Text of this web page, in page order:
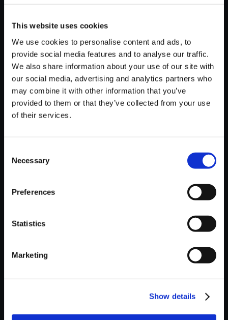
This website uses cookies
We use cookies to personalise content and ads, to
provide social media features and to analyse our traffic.
We also share information about your use of our site with
our social media, advertising and analytics partners who
may combine it with other information that you’ve
provided to them or that they’ve collected from your use
of their services.
Selection
Necessary
Preferences
Statistics
Marketing
Show details
が安定しているWifi環境でお試しください。
【単曲】バイオハザード リベレ
ーションズ2 オフィシャル・サ
ウンドトラック Little Miss 1
おすすめ商品